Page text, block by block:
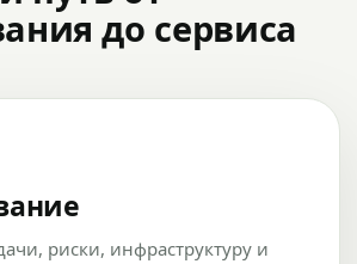
до сервиса
риски, инфраструктуру и